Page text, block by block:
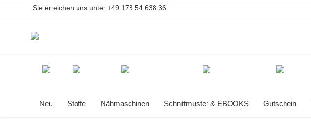
Sie erreichen uns unter +49 173 54 638 36
Neu Stoffe Nähmaschinen Schnittmuster & EBOOKS Gutschein